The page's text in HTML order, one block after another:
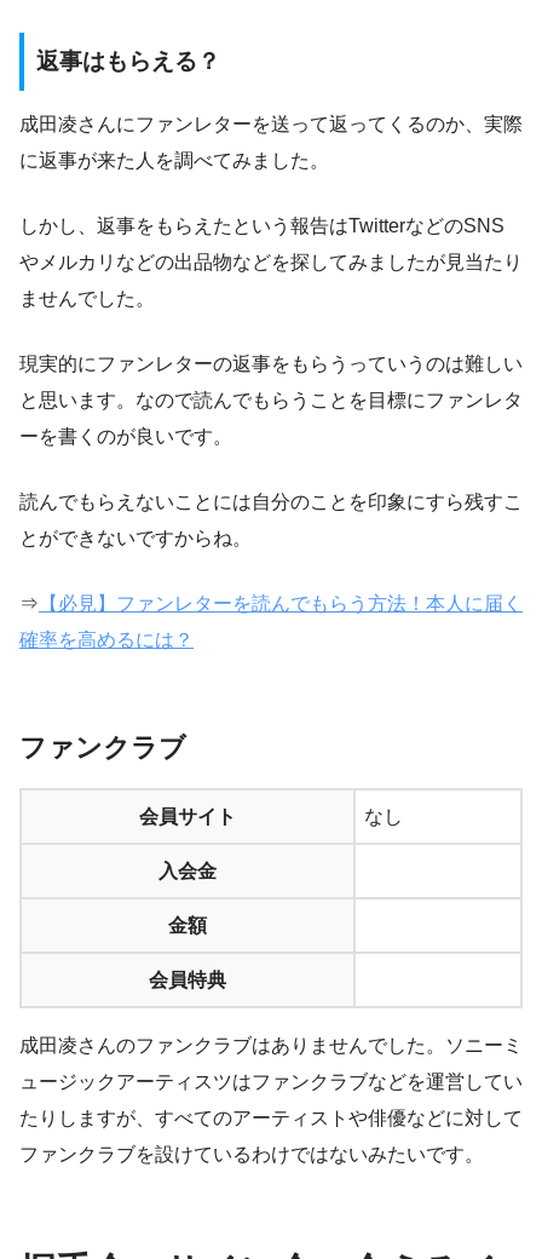
返事はもらえる？
成田凌さんにファンレターを送って返ってくるのか、実際
に返事が来た人を調べてみました。
しかし、返事をもらえたという報告はTwitterなどのSNS
やメルカリなどの出品物などを探してみましたが見当たり
ませんでした。
現実的にファンレターの返事をもらうっていうのは難しい
と思います。なので読んでもらうことを目標にファンレタ
ーを書くのが良いです。
読んでもらえないことには自分のことを印象にすら残すこ
とができないですからね。
⇒ 【必見】ファンレターを読んでもらう方法！本人に届く
確率を高めるには？
ファンクラブ
会員サイト なし
入会金
金額
会員特典
成田凌さんのファンクラブはありませんでした。ソニーミ
ュージックアーティスツはファンクラブなどを運営してい
たりしますが、すべてのアーティストや俳優などに対して
ファンクラブを設けているわけではないみたいです。